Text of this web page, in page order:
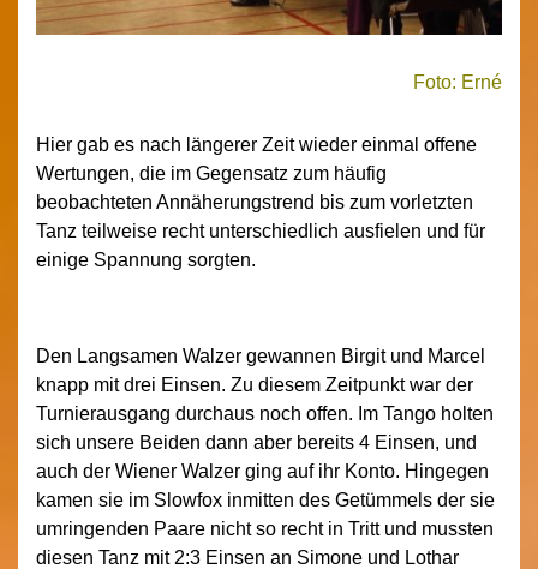
Foto: Erné
Hier gab es nach längerer Zeit wieder einmal offene
Wertungen, die im Gegensatz zum häufig
beobachteten Annäherungstrend bis zum vorletzten
Tanz teilweise recht unterschiedlich ausfielen und für
einige Spannung sorgten.
Den Langsamen Walzer gewannen Birgit und Marcel
knapp mit drei Einsen. Zu diesem Zeitpunkt war der
Turnierausgang durchaus noch offen. Im Tango holten
sich unsere Beiden dann aber bereits 4 Einsen, und
auch der Wiener Walzer ging auf ihr Konto. Hingegen
kamen sie im Slowfox inmitten des Getümmels der sie
umringenden Paare nicht so recht in Tritt und mussten
diesen Tanz mit 2:3 Einsen an Simone und Lothar